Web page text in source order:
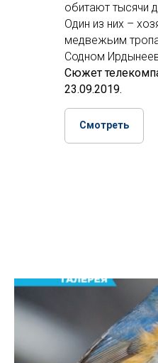
обитают тысячи
Один из них –
медвежьим
Содном
Сюжет
23.09.2019.
Смотреть